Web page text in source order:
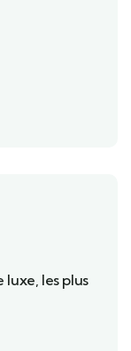
luxe, les plus